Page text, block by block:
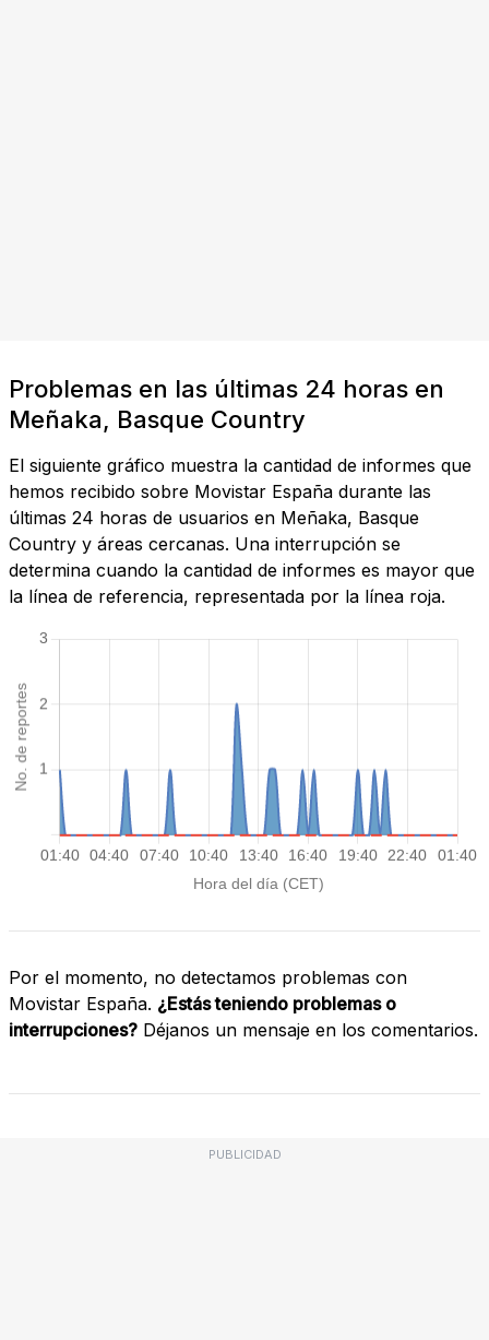
Problemas en las últimas 24 horas en
Meñaka, Basque Country
El siguiente gráfico muestra la cantidad de informes que
hemos recibido sobre Movistar España durante las
últimas 24 horas de usuarios en Meñaka, Basque
Country y áreas cercanas. Una interrupción se
determina cuando la cantidad de informes es mayor que
la línea de referencia, representada por la línea roja.
Por el momento, no detectamos problemas con
Movistar España. ¿Estás teniendo problemas o
interrupciones? Déjanos un mensaje en los comentarios.
PUBLICIDAD